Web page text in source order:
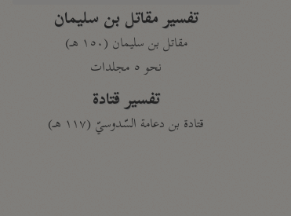
تفسير مقاتل بن سليمان
مقاتل بن سليمان (١٥٠ هـ)
نحو ٥ مجلدات
تفسير قتادة
قتادة بن دعامة السّدوسيّ (١١٧ هـ)